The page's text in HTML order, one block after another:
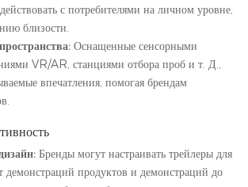
с потребителями на личном уровне,
близости.
Оснащенные сенсорными
VR/AR, станциями отбора проб и т. Д.,
впечатления, помогая брендам
Бренды могут настраивать трейлеры для
демонстраций продуктов и демонстраций до